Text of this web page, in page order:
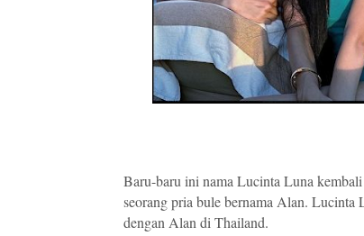
Baru-baru ini nama Lucinta Luna
seorang pria bule bernama Alan. Lucinta
dengan Alan di Thailand.